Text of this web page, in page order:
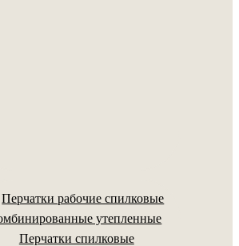
Перчатки спилковые